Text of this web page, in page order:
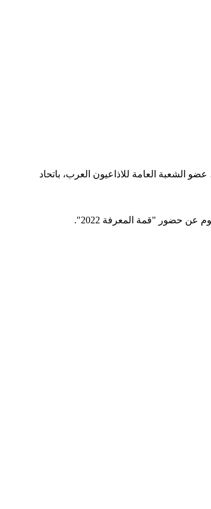
الشعبة العامة للاذاعيون العرب، باتحاد